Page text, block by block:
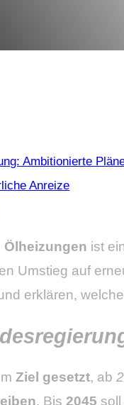
Ambitionierte
Anreize
ist
Umstieg auf
erklären,
Ziel gesetzt, ab
. Bis 2045 soll